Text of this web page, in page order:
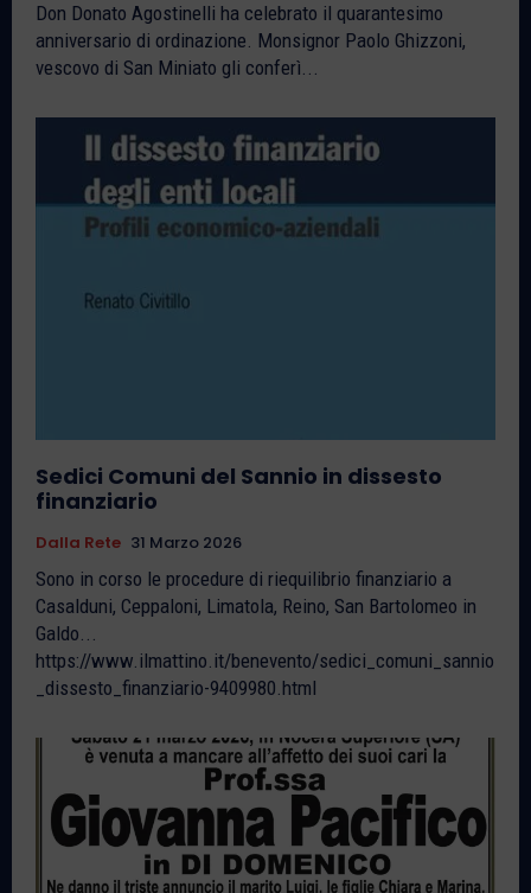
Don Donato Agostinelli ha celebrato il quarantesimo
anniversario di ordinazione. Monsignor Paolo Ghizzoni,
vescovo di San Miniato gli conferì...
Sedici Comuni del Sannio in dissesto
finanziario
Dalla Rete 31 Marzo 2026
Sono in corso le procedure di riequilibrio finanziario a
Casalduni, Ceppaloni, Limatola, Reino, San Bartolomeo in
Galdo...
https://www.ilmattino.it/benevento/sedici_comuni_sannio
_dissesto_finanziario-9409980.html